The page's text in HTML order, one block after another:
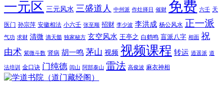
一元区 三元风水 三盛道人 中州派 作灶择日 催财 免费 六壬 天
医门 孙宗萍 安徽相法 小六壬 张至顺 招财 李少波 李洪成 杨公风水 正一派
气功 求财 清微 滴天髓 独家秘方 玄空风水 王亭之 白鹤鸣 盲派八字 相面 祝
由术 紫微斗数 肾病 胡一鸣 茅山 视频 视频课程 转运 逍遥派 道
法培训 金口诀 门纯德 闾山 阿部泰山 雷法 高俊波 麻衣神相